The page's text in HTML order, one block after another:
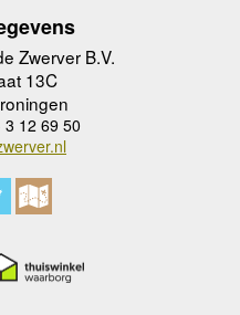
Zwerver B.V.
13C
3 12 69 50